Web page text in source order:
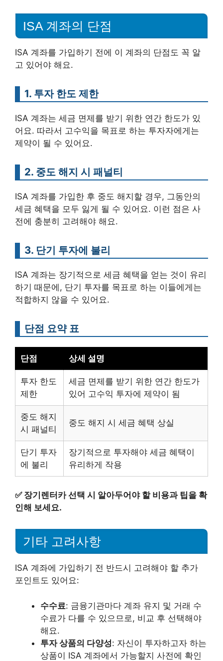
ISA 계좌의 단점
ISA 계좌를 가입하기 전에 이 계좌의 단점도 꼭 알
고 있어야 해요.
1. 투자 한도 제한
ISA 계좌는 세금 면제를 받기 위한 연간 한도가 있
어요. 따라서 고수익을 목표로 하는 투자자에게는
제약이 될 수 있어요.
2. 중도 해지 시 패널티
ISA 계좌를 가입한 후 중도 해지할 경우, 그동안의
세금 혜택을 모두 잃게 될 수 있어요. 이런 점은 사
전에 충분히 고려해야 해요.
3. 단기 투자에 불리
ISA 계좌는 장기적으로 세금 혜택을 얻는 것이 유리
하기 때문에, 단기 투자를 목표로 하는 이들에게는
적합하지 않을 수 있어요.
단점 요약 표
단점 상세 설명
투자 한도
제한
세금 면제를 받기 위한 연간 한도가
있어 고수익 투자에 제약이 됨
중도 해지
시 패널티
중도 해지 시 세금 혜택 상실
단기 투자
에 불리
장기적으로 투자해야 세금 혜택이
유리하게 작용
✅ 장기렌터카 선택 시 알아두어야 할 비용과 팁을 확
인해 보세요.
기타 고려사항
ISA 계좌에 가입하기 전 반드시 고려해야 할 추가
포인트도 있어요:
수수료: 금융기관마다 계좌 유지 및 거래 수
수료가 다를 수 있으므로, 비교 후 선택해야
해요.
투자 상품의 다양성: 자신이 투자하고자 하는
상품이 ISA 계좌에서 가능할지 사전에 확인